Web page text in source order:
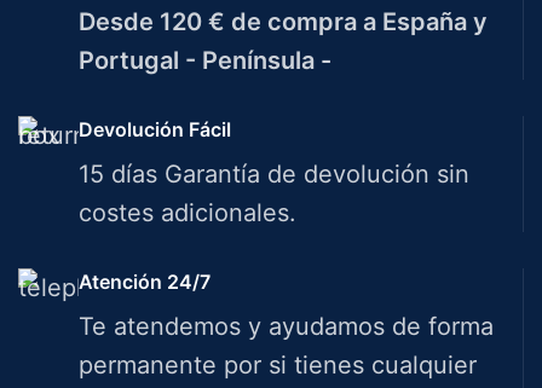
Desde 120 € de compra a España y
Portugal - Península -
Devolución Fácil
15 días Garantía de devolución sin
costes adicionales.
Atención 24/7
Te atendemos y ayudamos de forma
permanente por si tienes cualquier